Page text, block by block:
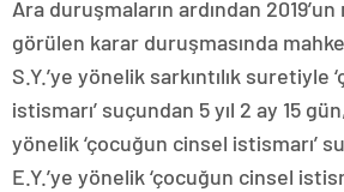
Ara duruşmaların ardından
görülen karar duruşmasında
S.Y.’ye yönelik sarkıntılık suretiyle
istismarı’ suçundan 5 yıl 2 ay 15
yönelik ‘çocuğun cinsel istismarı’
E.Y.’ye yönelik ‘çocuğun cinsel